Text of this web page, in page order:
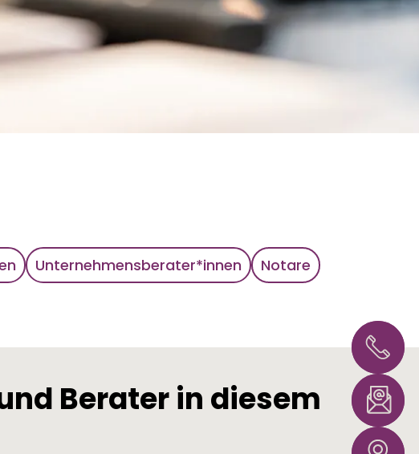
+49
0
Unternehmensberater*innen Notare
Berater in diesem